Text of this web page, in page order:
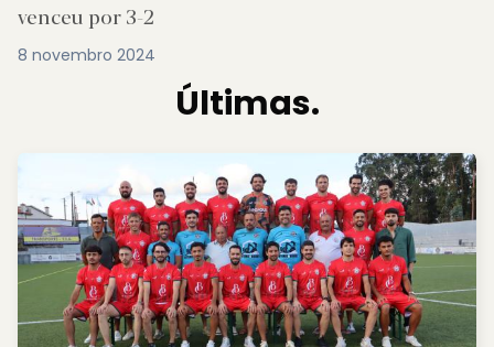
venceu por 3-2
8 novembro 2024
Últimas.